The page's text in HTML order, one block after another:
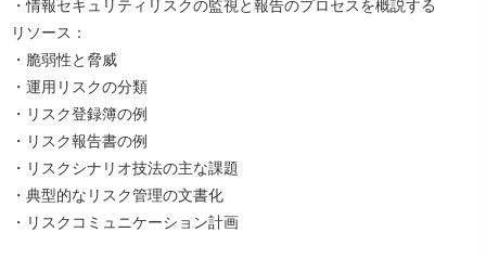
・情報セキュリティリスクの監視と報告のプロセスを概説する
リソース：
・脆弱性と脅威
・運用リスクの分類
・リスク登録簿の例
・リスク報告書の例
・リスクシナリオ技法の主な課題
・典型的なリスク管理の文書化
・リスクコミュニケーション計画